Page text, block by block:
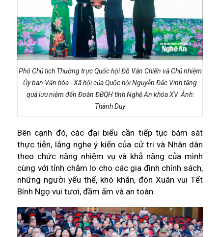
Phó Chủ tịch Thường trực Quốc hội Đỗ Văn Chiến và Chủ nhiệm
Ủy ban Văn hóa - Xã hội của Quốc hội Nguyễn Đắc Vinh tặng
quà lưu niệm đến Đoàn ĐBQH tỉnh Nghệ An khóa XV. Ảnh:
Thành Duy
Bên cạnh đó, các đại biểu cần tiếp tục bám sát
thực tiễn, lắng nghe ý kiến của cử tri và Nhân dân
theo chức năng nhiệm vụ và khả năng của mình
cùng với tỉnh chăm lo cho các gia đình chính sách,
những người yếu thế, khó khăn, đón Xuân vui Tết
Bính Ngọ vui tươi, đầm ấm và an toàn.